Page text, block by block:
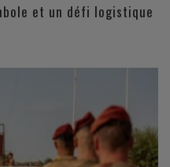
et un défi logistique